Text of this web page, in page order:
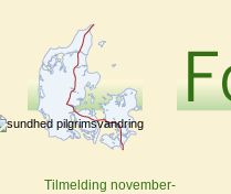
Tilmelding november-